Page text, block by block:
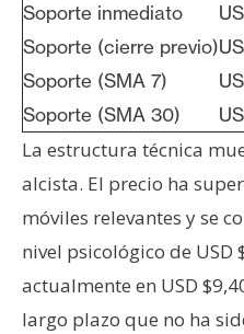
Soporte inmediato
Soporte (cierre previo)
Soporte (SMA 7)
Soporte (SMA 30)
La estructura técnica
alcista. El precio ha
móviles relevantes y se
nivel psicológico de USD
actualmente en USD
largo plazo que no ha